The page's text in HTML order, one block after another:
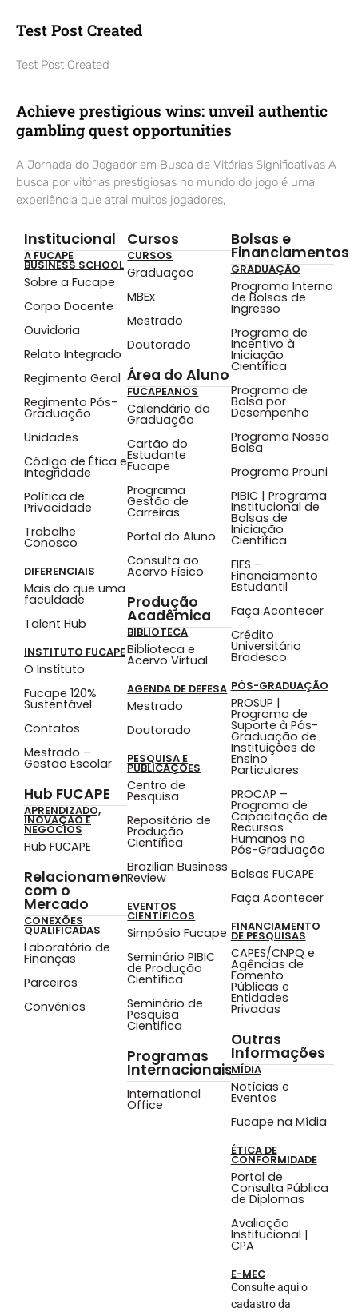
Test Post Created
Test Post Created
Achieve prestigious wins: unveil authentic
gambling quest opportunities
A Jornada do Jogador em Busca de Vitórias Significativas A
busca por vitórias prestigiosas no mundo do jogo é uma
experiência que atrai muitos jogadores,
Institucional
A FUCAPE
BUSINESS SCHOOL
Sobre a Fucape
Corpo Docente
Ouvidoria
Relato Integrado
Regimento Geral
Regimento Pós-
Graduação
Unidades
Código de Ética e
Integridade
Política de
Privacidade
Trabalhe
Conosco
DIFERENCIAIS
Mais do que uma
faculdade
Talent Hub
INSTITUTO FUCAPE
O Instituto
Fucape 120%
Sustentável
Contatos
Mestrado –
Gestão Escolar
Hub FUCAPE
APRENDIZADO,
INOVAÇÃO E
NEGÓCIOS
Hub FUCAPE
Relacionamento
com o
Mercado
CONEXÕES
QUALIFICADAS
Laboratório de
Finanças
Parceiros
Convênios
Cursos
CURSOS
Graduação
MBEx
Mestrado
Doutorado
Área do Aluno
FUCAPEANOS
Calendário da
Graduação
Cartão do
Estudante
Fucape
Programa
Gestão de
Carreiras
Portal do Aluno
Consulta ao
Acervo Físico
Produção
Acadêmica
BIBLIOTECA
Biblioteca e
Acervo Virtual
AGENDA DE DEFESA
Mestrado
Doutorado
PESQUISA E
PUBLICAÇÕES
Centro de
Pesquisa
Repositório de
Produção
Científica
Brazilian Business
Review
EVENTOS
CIENTÍFICOS
Simpósio Fucape
Seminário PIBIC
de Produção
Científica
Seminário de
Pesquisa
Cientifica
Programas
Internacionais
International
Office
Bolsas e
Financiamentos
GRADUAÇÃO
Programa Interno
de Bolsas de
Ingresso
Programa de
Incentivo à
Iniciação
Científica
Programa de
Bolsa por
Desempenho
Programa Nossa
Bolsa
Programa Prouni
PIBIC | Programa
Institucional de
Bolsas de
Iniciação
Científica
FIES –
Financiamento
Estudantil
Faça Acontecer
Crédito
Universitário
Bradesco
PÓS-GRADUAÇÃO
PROSUP |
Programa de
Suporte à Pós-
Graduação de
Instituições de
Ensino
Particulares
PROCAP –
Programa de
Capacitação de
Recursos
Humanos na
Pós-Graduação
Bolsas FUCAPE
Faça Acontecer
FINANCIAMENTO
DE PESQUISAS
CAPES/CNPQ e
Agências de
Fomento
Públicas e
Entidades
Privadas
Outras
Informações
MÍDIA
Notícias e
Eventos
Fucape na Mídia
ÉTICA DE
CONFORMIDADE
Portal de
Consulta Pública
de Diplomas
Avaliação
Institucional |
CPA
E-MEC
Consulte aqui o
cadastro da